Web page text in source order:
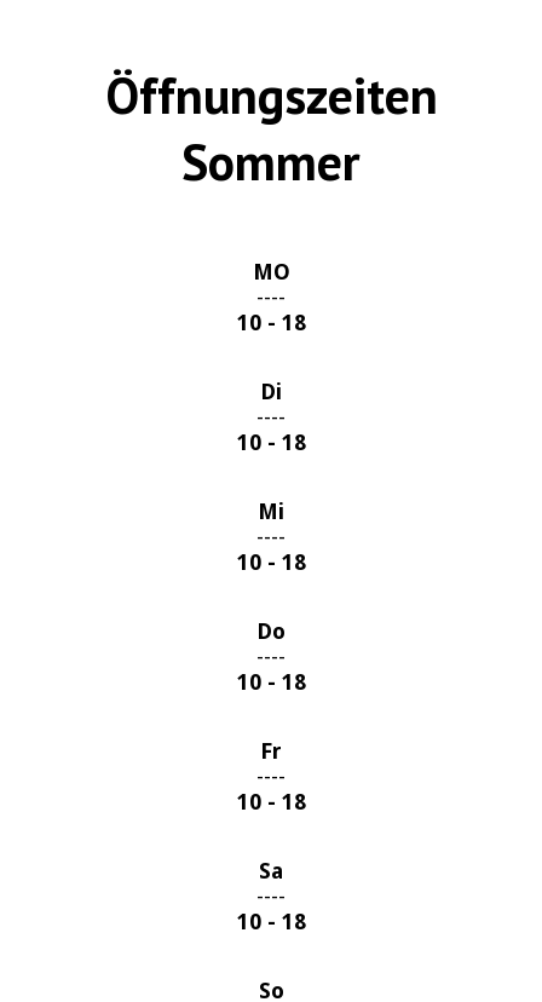
Öffnungszeiten
Sommer
MO
----
10 - 18
Di
----
10 - 18
Mi
----
10 - 18
Do
----
10 - 18
Fr
----
10 - 18
Sa
----
10 - 18
So